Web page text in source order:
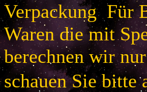
Verpackung Für
Waren die mit
berechnen wir
schauen Sie